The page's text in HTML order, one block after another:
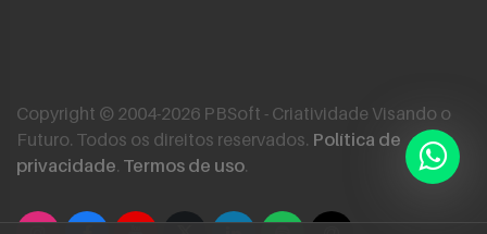
Copyright © 2004-2026 PBSoft - Criatividade Visando o
Futuro. Todos os direitos reservados. Política de
privacidade. Termos de uso.